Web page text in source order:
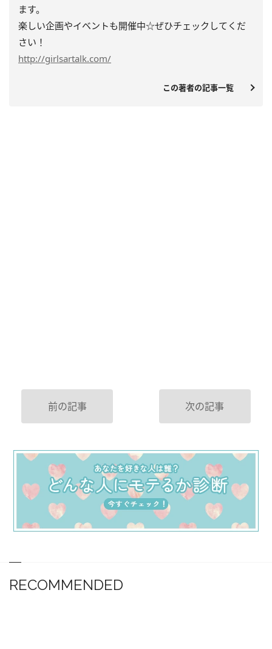
ます。
楽しい企画やイベントも開催中☆ぜひチェックしてくだ
さい！
http://girlsartalk.com/
この著者の記事一覧
前の記事 次の記事
RECOMMENDED